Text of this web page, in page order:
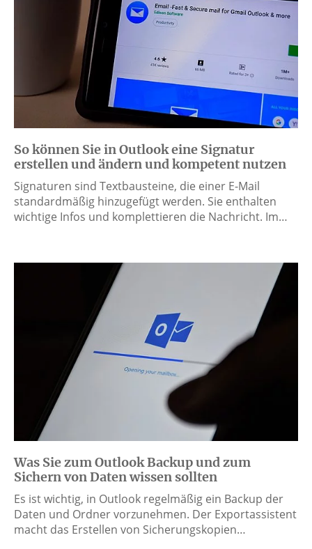
So können Sie in Outlook eine Signatur
erstellen und ändern und kompetent nutzen
Signaturen sind Textbausteine, die einer E-Mail
standardmäßig hinzugefügt werden. Sie enthalten
wichtige Infos und komplettieren die Nachricht. Im…
Was Sie zum Outlook Backup und zum
Sichern von Daten wissen sollten
Es ist wichtig, in Outlook regelmäßig ein Backup der
Daten und Ordner vorzunehmen. Der Exportassistent
macht das Erstellen von Sicherungskopien…